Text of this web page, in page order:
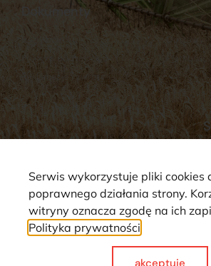
Dokumenty
Regulamin
Polityka prywatności
Reklamacje i zwroty
Dostawy
Płatności
Strona wykorzystuje pliki cookie. Wszystkie
Serwis wykorzystuje pliki cookies
poprawnego działania strony.
witryny oznacza zgodę na ich
Polityka prywatności
akceptuje